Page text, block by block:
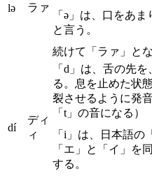
lə ラァ
「ə」は、口をあ
と言う。
続けて「ラァ」とな
dí
ディ
ィ
「d」は、舌の先
る。息を止めた状
裂させるように発
「t」の音になる）
「i」は、日本語の
「エ」と「イ」を
する。